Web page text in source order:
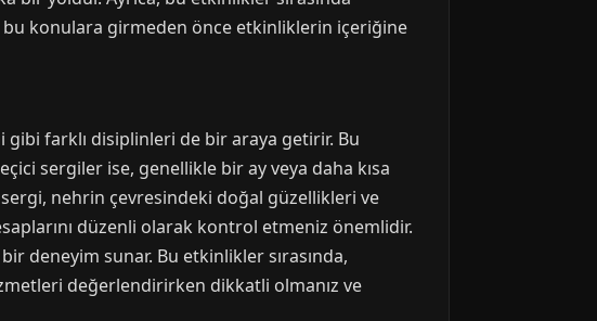
bu konulara girmeden önce etkinliklerin içeriğine
gibi farklı disiplinleri de bir araya getirir. Bu
sergiler ise, genellikle bir ay veya daha kısa
nehrin çevresindeki doğal güzellikleri ve
düzenli olarak kontrol etmeniz önemlidir.
deneyim sunar. Bu etkinlikler sırasında,
değerlendirirken dikkatli olmanız ve